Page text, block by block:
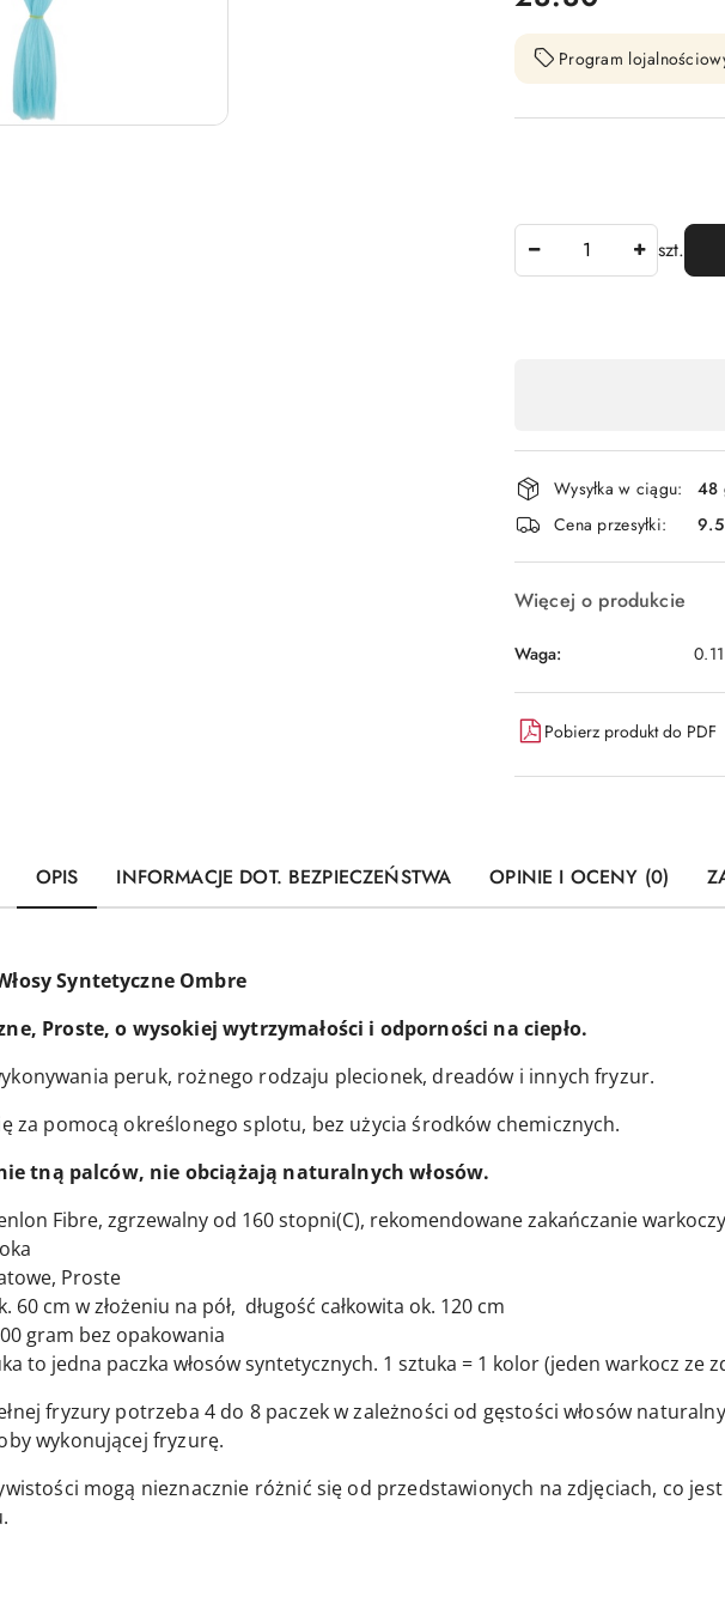
Program
szt.
płatność
i
dostawa
Wysyłka w ciągu:
48
Cena przesyłki:
9.5
Więcej o produkcie
Waga:
Pobierz produkt do PDF
OPIS INFORMACJE DOT. BEZPIECZEŃSTWA OPINIE I OCENY (0)
Syntetyczne Ombre
Proste, o wysokiej wytrzymałości i odporności na ciepło.
peruk, rożnego rodzaju plecionek, dreadów i innych fryzur.
za pomocą określonego splotu, bez użycia środków chemicznych.
tną palców, nie obciążają naturalnych włosów.
Fibre, zgrzewalny od 160 stopni(C), rekomendowane zakańczanie
Proste
60 cm w złożeniu na pół, długość całkowita ok. 120 cm
gram bez opakowania
to jedna paczka włosów syntetycznych. 1 sztuka = 1 kolor (jeden warkocz ze
fryzury potrzeba 4 do 8 paczek w zależności od gęstości włosów
wykonującej fryzurę.
mogą nieznacznie różnić się od przedstawionych na zdjęciach, co